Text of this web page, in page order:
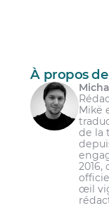
À propos de
Mikë
de la
2016,
œil